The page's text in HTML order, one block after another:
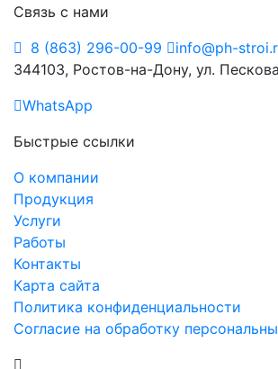
Связь с нами
8 (863) 296-00-99
info@ph-
344103, Ростов-на-Дону, ул.
WhatsApp
Быстрые ссылки
О компании
Продукция
Услуги
Работы
Контакты
Карта сайта
Политика конфиденциальности
Согласие на обработку